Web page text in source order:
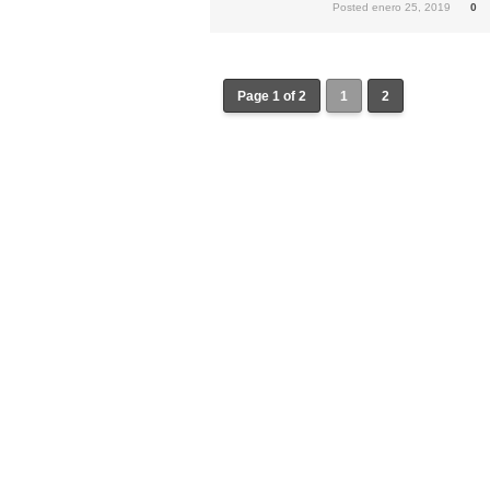
Posted enero 25, 2019 0
Page 1 of 2 1 2